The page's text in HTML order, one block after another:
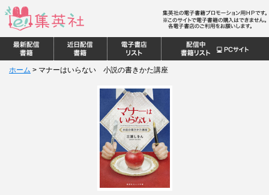
ホーム > マナーはいらない 小説の書きかた講座